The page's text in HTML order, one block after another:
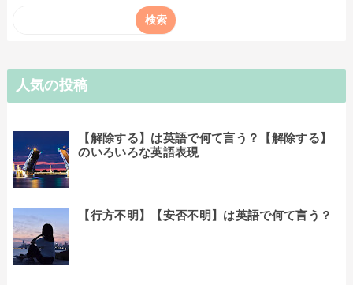
人気の投稿
【解除する】は英語で何て言う？【解除する】
のいろいろな英語表現
【行方不明】【安否不明】は英語で何て言う？